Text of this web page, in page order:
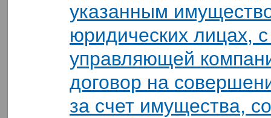
указанным
юридических лицах,
управляющей
договор на
за счет имущества,